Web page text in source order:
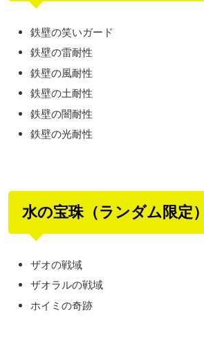
鉄壁の笑いガード
鉄壁の雷耐性
鉄壁の風耐性
鉄壁の土耐性
鉄壁の闇耐性
鉄壁の光耐性
水の宝珠（ランダム限定
ザオの戦域
ザオラルの戦域
ホイミの奇跡